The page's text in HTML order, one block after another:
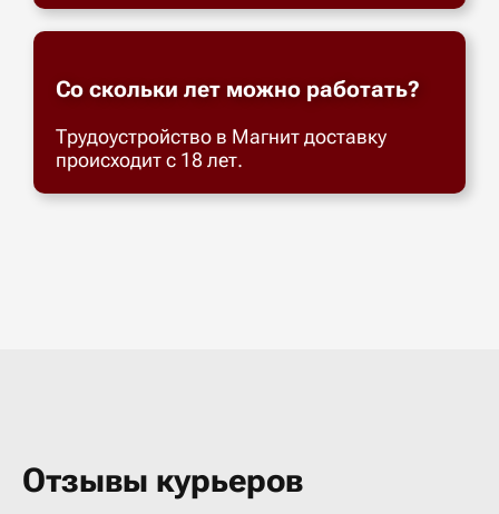
Со скольки лет можно работать?
Трудоустройство в Магнит доставку
происходит с 18 лет.
Отзывы курьеров